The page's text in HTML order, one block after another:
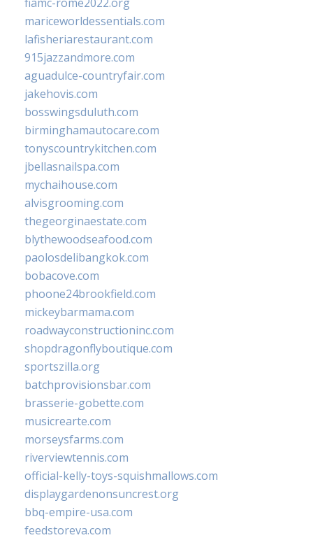
mariceworldessentials.com
lafisheriarestaurant.com
915jazzandmore.com
aguadulce-countryfair.com
jakehovis.com
bosswingsduluth.com
birminghamautocare.com
tonyscountrykitchen.com
jbellasnailspa.com
mychaihouse.com
alvisgrooming.com
thegeorginaestate.com
blythewoodseafood.com
paolosdelibangkok.com
bobacove.com
phoone24brookfield.com
mickeybarmama.com
roadwayconstructioninc.com
shopdragonflyboutique.com
sportszilla.org
batchprovisionsbar.com
brasserie-gobette.com
musicrearte.com
morseysfarms.com
riverviewtennis.com
official-kelly-toys-squishmallows.com
displaygardenonsuncrest.org
bbq-empire-usa.com
feedstoreva.com